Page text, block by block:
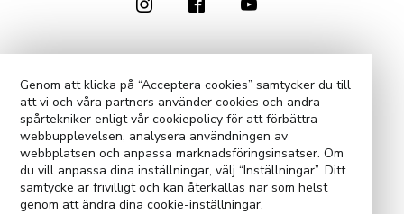
COOKIE-INSTÄLLNINGAR
Genom att klicka på “Acceptera cookies” samtycker du till
att vi och våra partners använder cookies och andra
spårtekniker enligt vår cookiepolicy för att förbättra
webbupplevelsen, analysera användningen av
webbplatsen och anpassa marknadsföringsinsatser. Om
du vill anpassa dina inställningar, välj “Inställningar”. Ditt
samtycke är frivilligt och kan återkallas när som helst
genom att ändra dina cookie-inställningar.